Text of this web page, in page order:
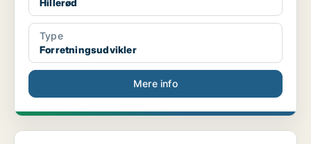
Hillerød
Type
Forretningsudvikler
Mere info
Erfarne og fagligt ambitiøse Associerede Partnere ...